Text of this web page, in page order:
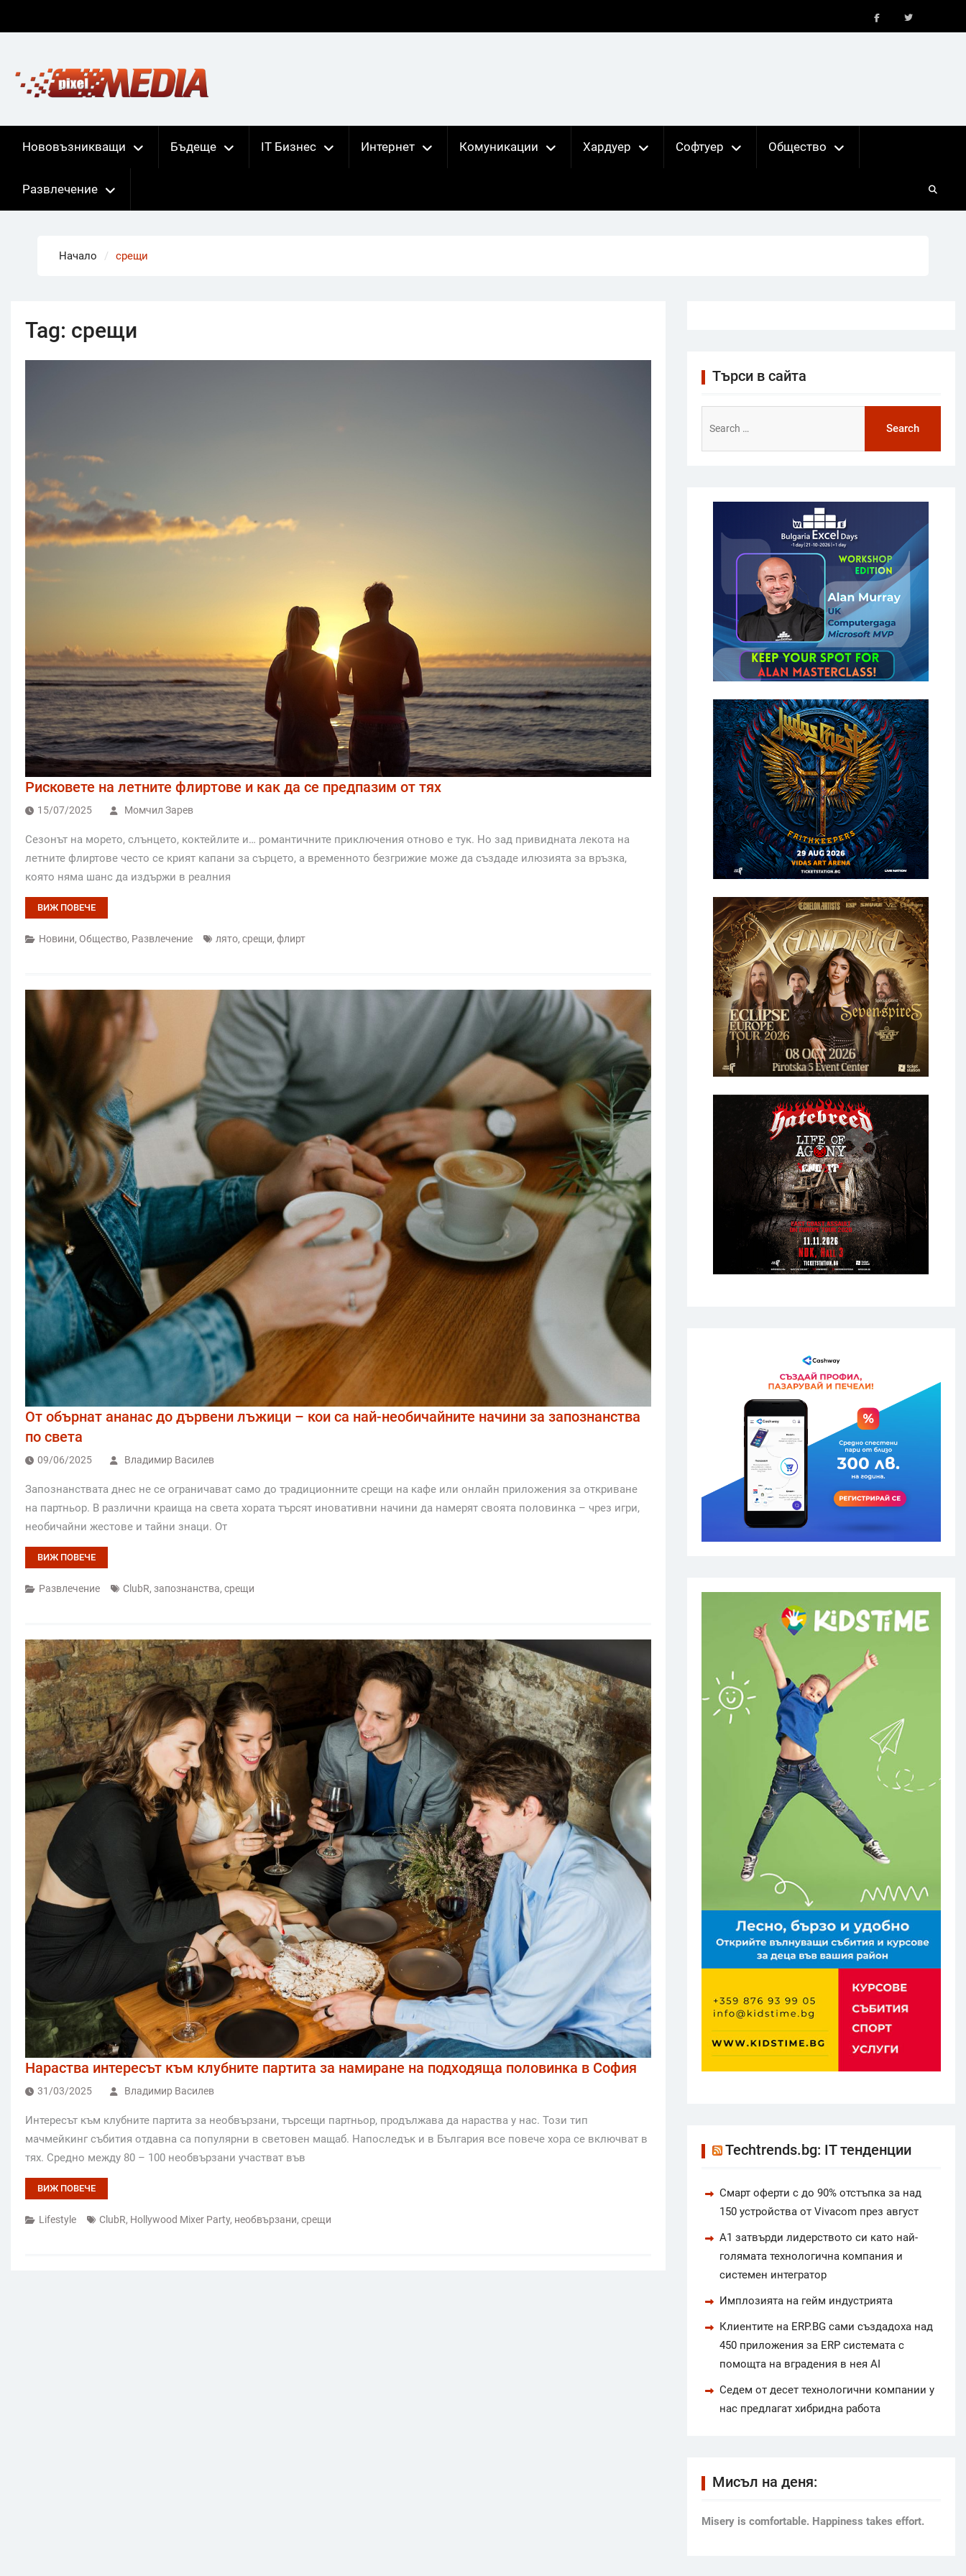
Нововъзникващи Бъдеще IT Бизнес Интернет Комуникации Хардуер Софтуер Общество
Развлечение
Начало срещи
Tag: срещи
Рисковете на летните флиртове и как да се предпазим от тях
15/07/2025 Момчил Зарев
Сезонът на морето, слънцето, коктейлите и… романтичните приключения отново е тук. Но зад привидната лекота на
летните флиртове често се крият капани за сърцето, а временното безгрижие може да създаде илюзията за връзка,
която няма шанс да издържи в реалния
ВИЖ ПОВЕЧЕ
Новини, Общество, Развлечение лято, срещи, флирт
От обърнат ананас до дървени лъжици – кои са най-необичайните начини за запознанства
по света
09/06/2025 Владимир Василев
Запознанствата днес не се ограничават само до традиционните срещи на кафе или онлайн приложения за откриване
на партньор. В различни краища на света хората търсят иновативни начини да намерят своята половинка – чрез игри,
необичайни жестове и тайни знаци. От
ВИЖ ПОВЕЧЕ
Развлечение ClubR, запознанства, срещи
Нараства интересът към клубните партита за намиране на подходяща половинка в София
31/03/2025 Владимир Василев
Интересът към клубните партита за необвързани, търсещи партньор, продължава да нараства у нас. Този тип
мачмейкинг събития отдавна са популярни в световен мащаб. Напоследък и в България все повече хора се включват в
тях. Средно между 80 – 100 необвързани участват във
ВИЖ ПОВЕЧЕ
Lifestyle ClubR, Hollywood Mixer Party, необвързани, срещи
Търси в сайта
for:
Techtrends.bg: IT тенденции
Смарт оферти с до 90% отстъпка за над
150 устройства от Vivacom през август
А1 затвърди лидерството си като най-
голямата технологична компания и
системен интегратор
Имплозията на гейм индустрията
Клиентите на ERP.BG сами създадоха над
450 приложения за ERP системата с
помощта на вградения в нея AI
Седем от десет технологични компании у
нас предлагат хибридна работа
Мисъл на деня:
Мisery is comfortable. Happiness takes effort.